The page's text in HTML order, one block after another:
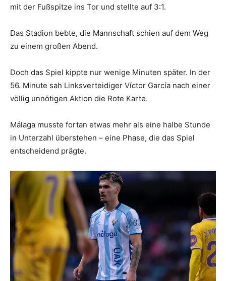
mit der Fußspitze ins Tor und stellte auf 3:1.
Das Stadion bebte, die Mannschaft schien auf dem Weg
zu einem großen Abend.
Doch das Spiel kippte nur wenige Minuten später. In der
56. Minute sah Linksverteidiger Víctor García nach einer
völlig unnötigen Aktion die Rote Karte.
Málaga musste fortan etwas mehr als eine halbe Stunde
in Unterzahl überstehen – eine Phase, die das Spiel
entscheidend prägte.